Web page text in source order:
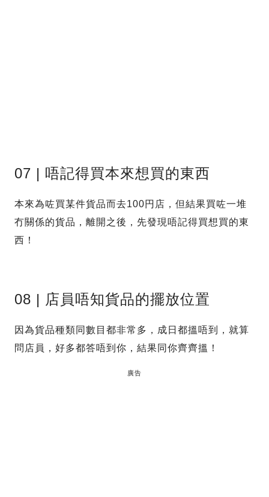
07 | 唔記得買本來想買的東西
本來為咗買某件貨品而去100円店，但結果買咗一堆
冇關係的貨品，離開之後，先發現唔記得買想買的東
西！
08 | 店員唔知貨品的擺放位置
因為貨品種類同數目都非常多，成日都搵唔到，就算
問店員，好多都答唔到你，結果同你齊齊搵！
廣告